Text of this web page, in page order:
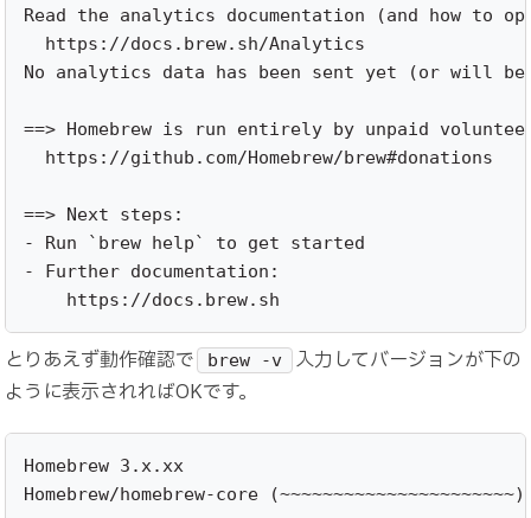
Read the analytics documentation (and how to
  https://docs.brew.sh/Analytics
No analytics data has been sent yet (or will
==> Homebrew is run entirely by unpaid
  https://github.com/Homebrew/brew#donations
==> Next steps:
- Run `brew help` to get started
- Further documentation:
    https://docs.brew.sh
とりあえず動作確認で brew -v
入力してバージョンが下の
ように表示されればOKです。
Homebrew 3.x.xx
Homebrew/homebrew-core (~~~~~~~~~~~~~~~~~~~~~~)